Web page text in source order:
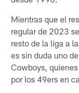
Mientras que el
regular de 2023
resto de la liga a
es sin duda uno
Cowboys,
por los 49ers en